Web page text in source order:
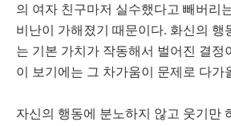
의 여자 친구마저 실수했다고 빼버리
비난이 가해졌기 때문이다. 화신의 행
는 기본 가치가 작동해서 벌어진 결정
이 보기에는 그 차가움이 문제로 다가
자신의 행동에 분노하지 않고 웃기만